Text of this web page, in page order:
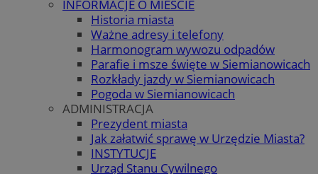
INFORMACJE O MIEŚCIE
Historia miasta
Ważne adresy i telefony
Harmonogram wywozu odpadów
Parafie i msze święte w Siemianowicach
Rozkłady jazdy w Siemianowicach
Pogoda w Siemianowicach
ADMINISTRACJA
Prezydent miasta
Jak załatwić sprawę w Urzędzie Miasta?
INSTYTUCJE
Urząd Stanu Cywilnego